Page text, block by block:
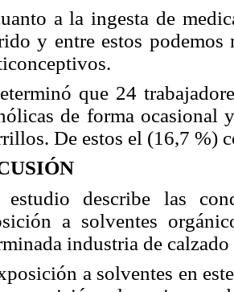
a la ingesta de
y entre estos
que 24
de forma ocasional
De estos el (16,7 %)
estudio describe las
a solventes
industria de
a solventes en